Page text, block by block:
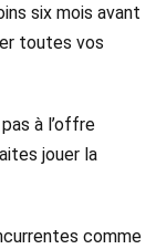
six mois avant
toutes vos
à l’offre
jouer la
comme